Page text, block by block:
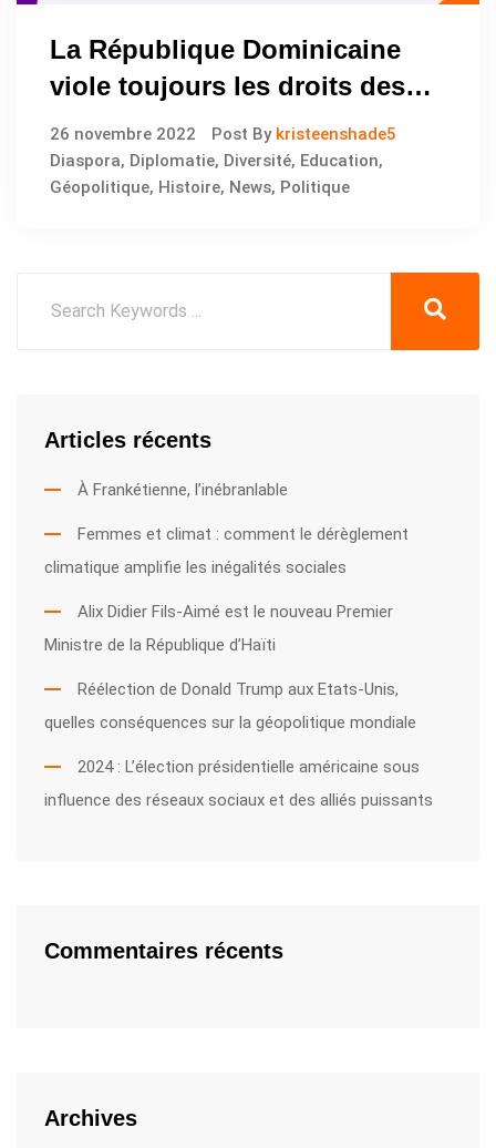
La République Dominicaine
viole toujours les droits des
Haïtiens
26 novembre 2022 Post By kristeenshade5
Diaspora, Diplomatie, Diversité, Education,
Géopolitique, Histoire, News, Politique
Articles récents
À Frankétienne, l’inébranlable
Femmes et climat : comment le dérèglement
climatique amplifie les inégalités sociales
Alix Didier Fils-Aimé est le nouveau Premier
Ministre de la République d’Haïti
Réélection de Donald Trump aux Etats-Unis,
quelles conséquences sur la géopolitique mondiale
2024 : L’élection présidentielle américaine sous
influence des réseaux sociaux et des alliés puissants
Commentaires récents
Archives